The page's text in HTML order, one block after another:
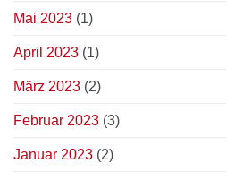
Mai 2023 (1)
April 2023 (1)
März 2023 (2)
Februar 2023 (3)
Januar 2023 (2)